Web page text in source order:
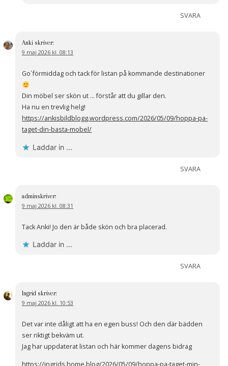
SVARA
Anki skriver:
9 maj 2026 kl. 08:13
Go´förmiddag och tack för listan på kommande destinationer
Din möbel ser skön ut … förstår att du gillar den.
Ha nu en trevlig helg!
https://ankisbildblogg.wordpress.com/2026/05/09/hoppa-pa-
taget-din-basta-mobel/
Laddar in …
SVARA
adminskriver:
9 maj 2026 kl. 08:31
Tack Anki! Jo den är både skön och bra placerad.
Laddar in …
SVARA
Ingrid skriver:
9 maj 2026 kl. 10:53
Det var inte dåligt att ha en egen buss! Och den där bädden
ser riktigt bekväm ut.
Jag har uppdaterat listan och här kommer dagens bidrag
https://ingrids.home.blog/2026/05/09/hoppa-pa-taget-min-